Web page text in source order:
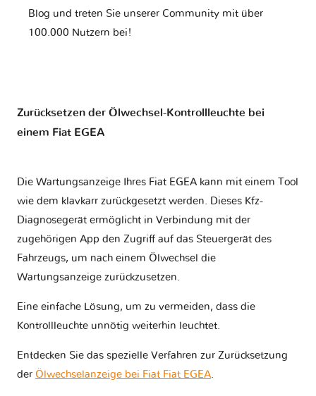
Blog und treten Sie unserer Community mit über
100.000 Nutzern bei!
Zurücksetzen der Ölwechsel-Kontrollleuchte bei
einem Fiat EGEA
Die Wartungsanzeige Ihres Fiat EGEA kann mit einem Tool
wie dem klavkarr zurückgesetzt werden. Dieses Kfz-
Diagnosegerät ermöglicht in Verbindung mit der
zugehörigen App den Zugriff auf das Steuergerät des
Fahrzeugs, um nach einem Ölwechsel die
Wartungsanzeige zurückzusetzen.
Eine einfache Lösung, um zu vermeiden, dass die
Kontrollleuchte unnötig weiterhin leuchtet.
Entdecken Sie das spezielle Verfahren zur Zurücksetzung
der Ölwechselanzeige bei Fiat Fiat EGEA.